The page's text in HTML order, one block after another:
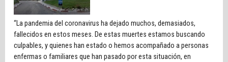
“La pandemia del coronavirus ha dejado muchos, demasiados,
fallecidos en estos meses. De estas muertes estamos buscando
culpables, y quienes han estado o hemos acompañado a personas
enfermas o familiares que han pasado por esta situación, en